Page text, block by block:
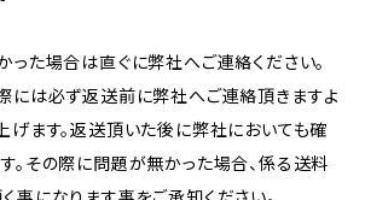
った場合は直ぐに弊社へご連絡ください。
には必ず返送前に弊社へご連絡頂きますよ
げます。返送頂いた後に弊社においても確
。その際に問題が無かった場合、係る送料